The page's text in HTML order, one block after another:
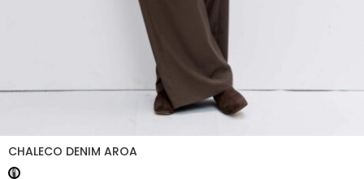
CHALECO DENIM AROA